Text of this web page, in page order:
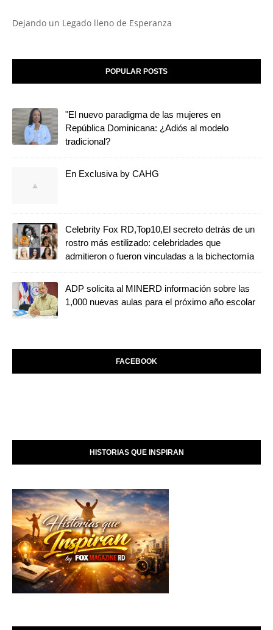
Dejando un Legado lleno de Esperanza
POPULAR POSTS
"El nuevo paradigma de las mujeres en
República Dominicana: ¿Adiós al modelo
tradicional?
En Exclusiva by CAHG
Celebrity Fox RD,Top10,El secreto detrás de un
rostro más estilizado: celebridades que
admitieron o fueron vinculadas a la bichectomía
ADP solicita al MINERD información sobre las
1,000 nuevas aulas para el próximo año escolar
FACEBOOK
HISTORIAS QUE INSPIRAN